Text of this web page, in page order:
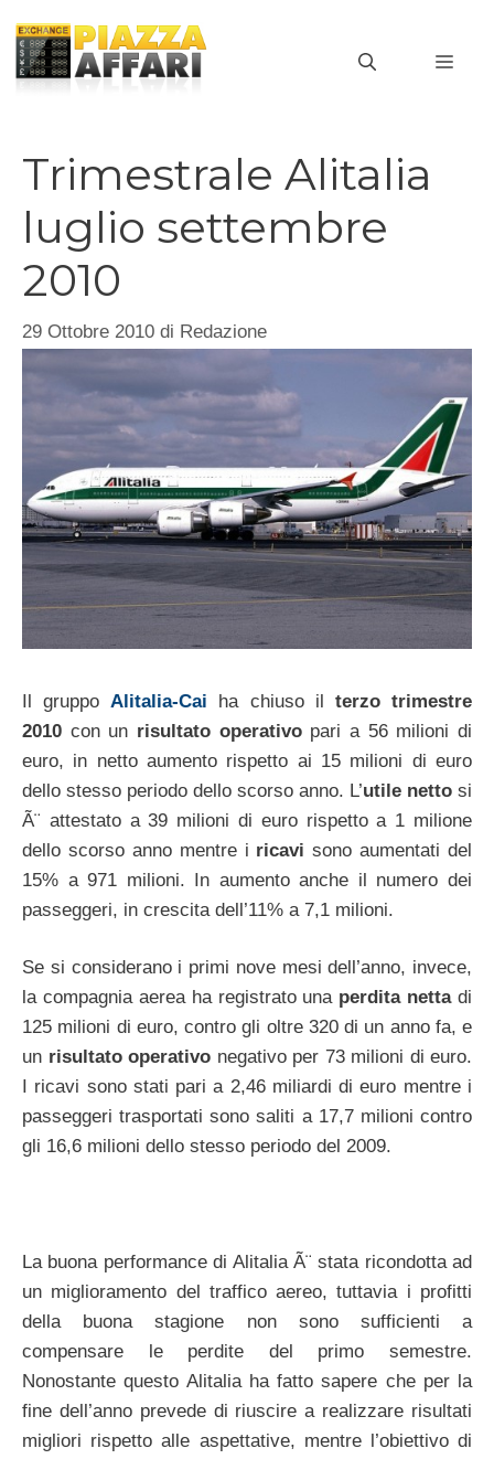
contenuto
Trimestrale Alitalia
luglio settembre
2010
29 Ottobre 2010 di Redazione
Il gruppo Alitalia-Cai ha chiuso il terzo trimestre
2010 con un risultato operativopari a 56 milioni di
euro, in netto aumento rispetto ai 15 milioni di euro
dello stesso periodo dello scorso anno. L’utile netto si
Ã¨ attestato a 39 milioni di euro rispetto a 1 milione
dello scorso anno mentre i ricavi sono aumentati del
15% a 971 milioni. In aumento anche il numero dei
passeggeri, in crescita dell’11% a 7,1 milioni.
Se si considerano i primi nove mesi dell’anno, invece,
la compagnia aerea ha registrato una perdita nettadi
125 milioni di euro, contro gli oltre 320 di un anno fa, e
un risultato operativo negativo per 73 milioni di euro.
I ricavi sono stati pari a 2,46 miliardi di euro mentre i
passeggeri trasportati sono saliti a 17,7 milioni contro
gli 16,6 milioni dello stesso periodo del 2009.
La buona performance di Alitalia Ã¨ stata ricondotta ad
un miglioramento del traffico aereo, tuttavia i profitti
della buona stagione non sono sufficienti a
compensare le perdite del primo semestre.
Nonostante questo Alitalia ha fatto sapere che per la
fine dell’anno prevede di riuscire a realizzare risultati
migliori rispetto alle aspettative, mentre l’obiettivo di